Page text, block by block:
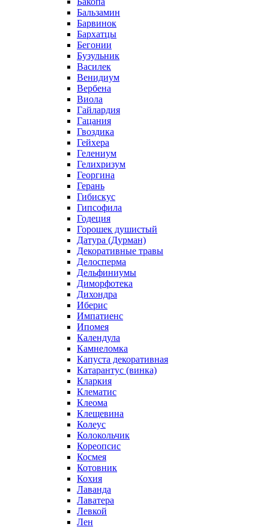
Бальзамин
Барвинок
Бархатцы
Бегонии
Бузульник
Василек
Венидиум
Вербена
Виола
Гайлардия
Гацания
Гвоздика
Гейхера
Гелениум
Гелихризум
Георгина
Герань
Гибискус
Гипсофила
Годеция
Горошек душистый
Датура (Дурман)
Декоративные травы
Делосперма
Дельфиниумы
Диморфотека
Дихондра
Иберис
Импатиенс
Ипомея
Календула
Камнеломка
Капуста декоративная
Катарантус (винка)
Кларкия
Клематис
Клеома
Клещевина
Колеус
Колокольчик
Кореопсис
Космея
Котовник
Кохия
Лаванда
Лаватера
Левкой
Лен